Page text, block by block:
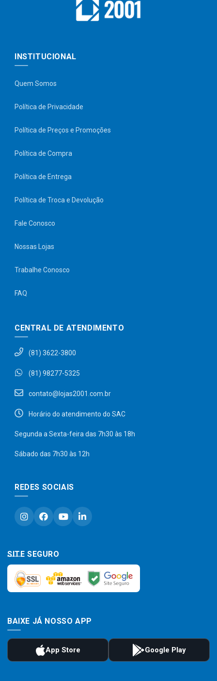
INSTITUCIONAL
Quem Somos
Política de Privacidade
Política de Preços e Promoções
Política de Compra
Política de Entrega
Política de Troca e Devolução
Fale Conosco
Nossas Lojas
Trabalhe Conosco
FAQ
CENTRAL DE ATENDIMENTO
(81) 3622-3800
(81) 98277-5325
contato@lojas2001.com.br
Horário do atendimento do SAC
Segunda a Sexta-feira das 7h30 às 18h
Sábado das 7h30 às 12h
REDES SOCIAIS
SITE SEGURO
BAIXE JÁ NOSSO APP